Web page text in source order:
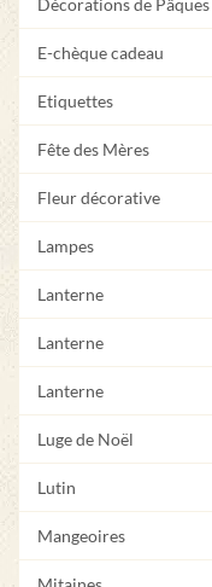
Décorations de Pâques
E-chèque cadeau
Etiquettes
Fête des Mères
Fleur décorative
Lampes
Lanterne
Lanterne
Lanterne
Luge de Noël
Lutin
Mangeoires